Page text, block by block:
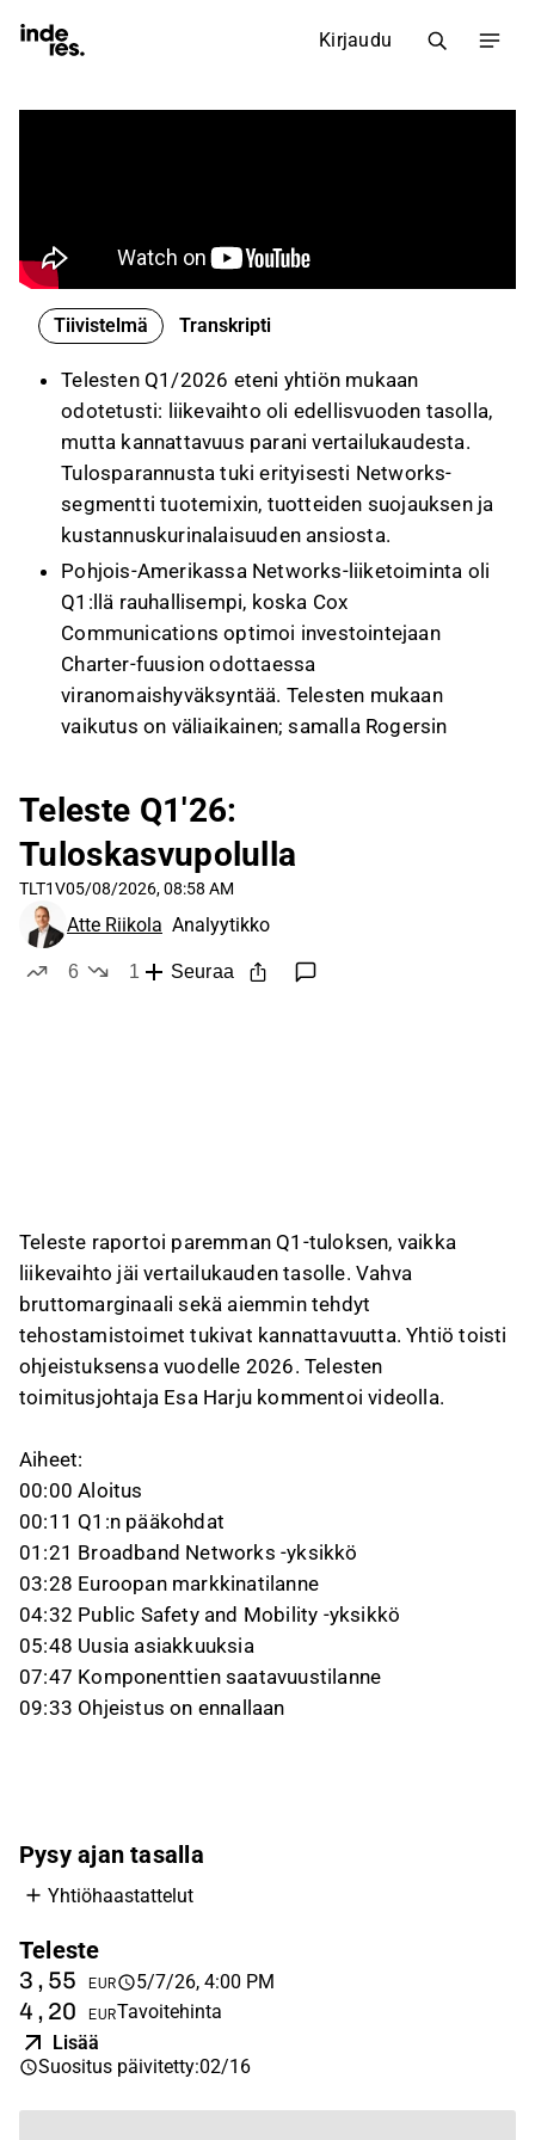
Kirjaudu
Tiivistelmä Transkripti
Telesten Q1/2026 eteni yhtiön mukaan
odotetusti: liikevaihto oli edellisvuoden tasolla,
mutta kannattavuus parani vertailukaudesta.
Tulosparannusta tuki erityisesti Networks-
segmentti tuotemixin, tuotteiden suojauksen ja
kustannuskurinalaisuuden ansiosta.
Pohjois-Amerikassa Networks-liiketoiminta oli
Q1:llä rauhallisempi, koska Cox
Communications optimoi investointejaan
Charter-fuusion odottaessa
viranomaishyväksyntää. Telesten mukaan
vaikutus on väliaikainen; samalla Rogersin
enemmän vuoden loppua kohti.
Euroopassa Networks-markkina on
aktivoitumassa, ja Teleste on aloittanut
DOCSIS 4.0 -toimitukset Hollannissa
tällä hetkellä on. Yhtiö arvioi asemansa
segmenttiä, mutta Teleste on lisännyt
sopimuksiin hinnoittelujoustoa ja kasvattanut
puskurivarastoja; yhtiö piti koko vuoden 2026
ohjeistuksen ennallaan.
Tämä sisältö on tekoälyn tuottamaa videon transkriptin pohjalta. Voit
antaa siitä palautetta Inderesin foorumilla. Anna siihen liittyvää
palautettaInderesin foorumilla .
Teleste Q1'26:
Tuloskasvupolulla
TLT1V05/08/2026, 08:58 AM
Atte Riikola Analyytikko
6
1
Seuraa
Teleste raportoi paremman Q1‑tuloksen, vaikka
liikevaihto jäi vertailukauden tasolle. Vahva
bruttomarginaali sekä aiemmin tehdyt
tehostamistoimet tukivat kannattavuutta. Yhtiö toisti
ohjeistuksensa vuodelle 2026. Telesten
toimitusjohtaja Esa Harju kommentoi videolla.
Aiheet:
00:00 Aloitus
00:11 Q1:n pääkohdat
01:21 Broadband Networks ‑yksikkö
03:28 Euroopan markkinatilanne
04:32 Public Safety and Mobility ‑yksikkö
05:48 Uusia asiakkuuksia
07:47 Komponenttien saatavuustilanne
09:33 Ohjeistus on ennallaan
Pysy ajan tasalla
Yhtiöhaastattelut
Teleste
3,55 EUR 5/7/26, 4:00 PM
4,20 EURTavoitehinta
Lisää
Suositus päivitetty:02/16